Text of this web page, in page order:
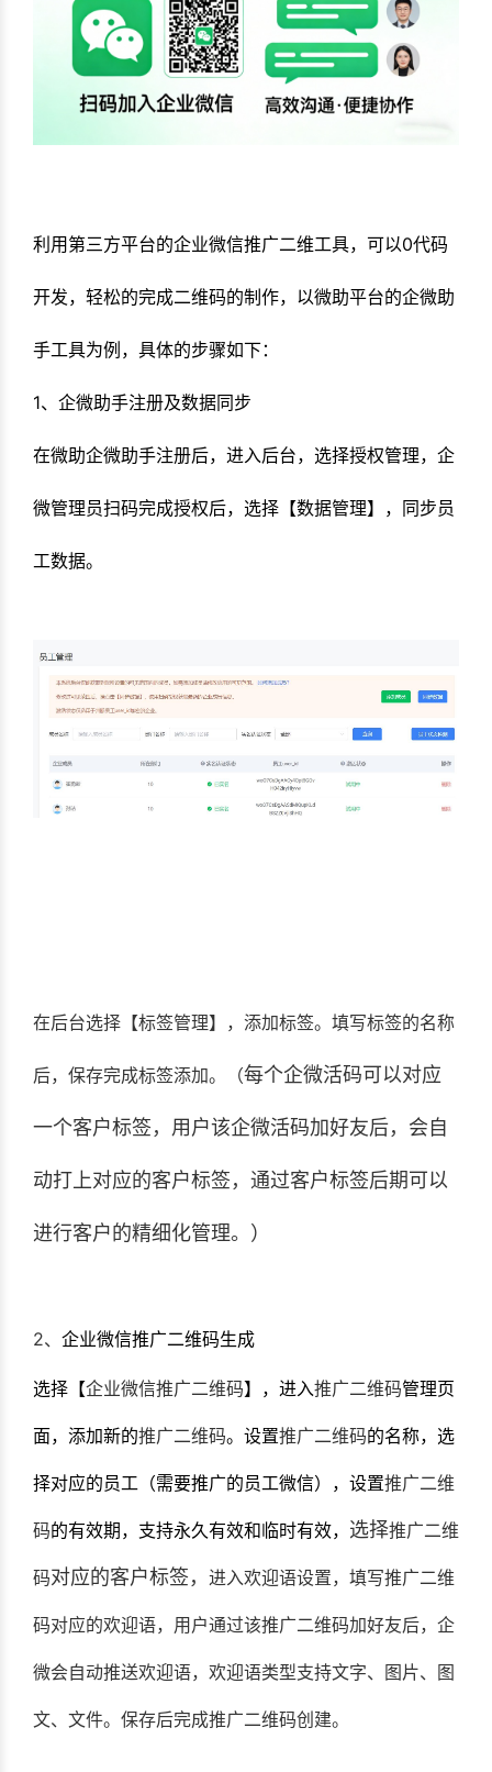
利用第三方平台的企业微信推广二维工具，可以0代码
开发，轻松的完成二维码的制作，以微助平台的企微助
手工具为例，具体的步骤如下：
1、企微助手注册及数据同步
在微助企微助手注册后，进入后台，选择授权管理，企
微管理员扫码完成授权后，选择【数据管理】，同步员
工数据。
在后台选择【标签管理】，添加标签。填写标签的名称
后，保存完成标签添加。（每个企微活码可以对应
一个客户标签，用户该企微活码加好友后，会自
动打上对应的客户标签，通过客户标签后期可以
进行客户的精细化管理。）
2、 企业微信推广二维码生成
选择【企业微信推广二维码】，进入推广二维码管理页
面，添加新的推广二维码。设置推广二维码的名称，选
择对应的员工（需要推广的员工微信），设置推广二维
码的有效期，支持永久有效和临时有效， 选择推广二维
码对应的客户标签， 进入欢迎语设置，填写推广二维
码对应的欢迎语，用户通过该推广二维码加好友后，企
微会自动推送欢迎语，欢迎语类型支持文字、图片、图
文、文件。保存后完成推广二维码创建。